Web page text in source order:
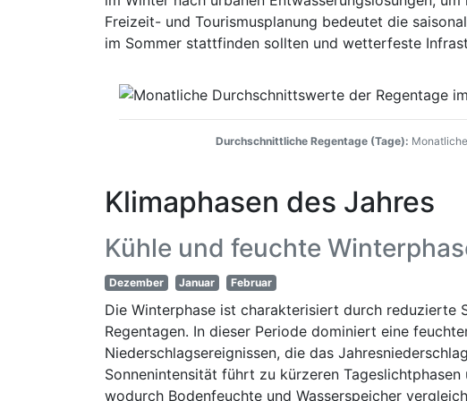
Freizeit- und Tourismusplanung bedeutet die
im Sommer stattfinden sollten und wetterfeste
Durchschnittliche Regentage (Tage):
Klimaphasen des Jahres
Kühle und feuchte
Dezember Januar Februar
Die Winterphase ist charakterisiert durch reduzierte
Regentagen. In dieser Periode dominiert eine
Niederschlagsereignissen, die das
Sonnenintensität führt zu kürzeren
wodurch Bodenfeuchte und Wasserspeicher